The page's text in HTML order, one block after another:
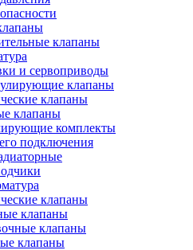
клапаны
и сервоприводы
клапаны
клапаны
клапаны
комплекты
подключения
клапаны
клапаны
клапаны
клапаны